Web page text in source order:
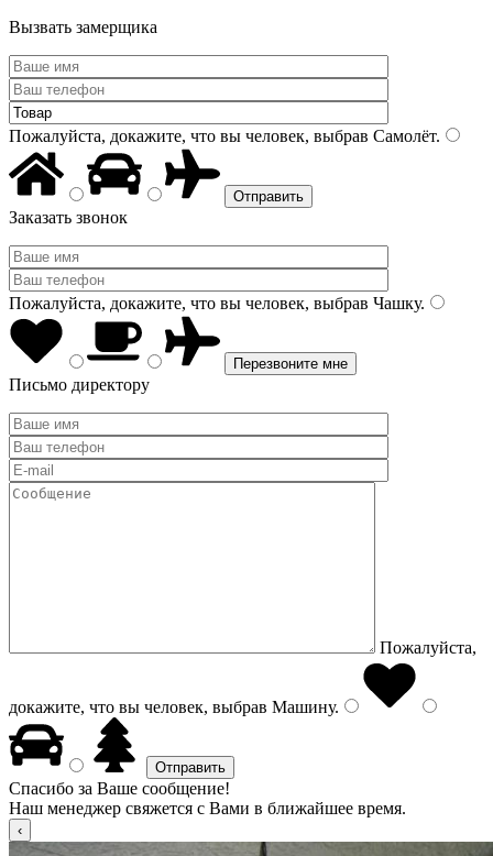
Вызвать замерщика
Пожалуйста, докажите, что вы человек, выбрав Самолёт.
Заказать звонок
Пожалуйста, докажите, что вы человек, выбрав Чашку.
Письмо директору
Пожалуйста,
докажите, что вы человек, выбрав Машину.
Спасибо за Ваше сообщение!
Наш менеджер свяжется с Вами в ближайшее время.